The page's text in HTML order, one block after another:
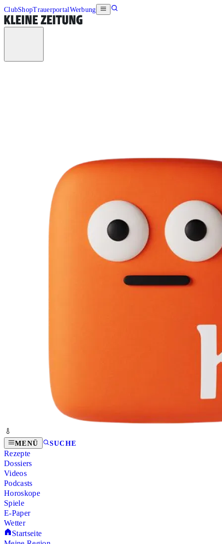
ClubShopTrauerportalWerbung
MENÜ SUCHE
Rezepte
Dossiers
Videos
Podcasts
Horoskope
Spiele
E-Paper
Wetter
Startseite